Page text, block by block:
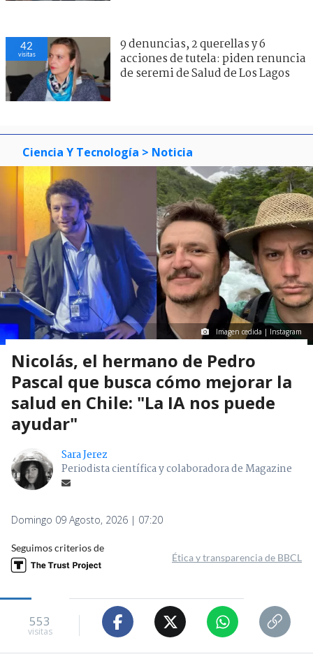
42
visitas
9 denuncias, 2 querellas y 6
acciones de tutela: piden renuncia
de seremi de Salud de Los Lagos
Ciencia Y Tecnología > Noticia
Imagen cedida | Instagram
Nicolás, el hermano de Pedro
Pascal que busca cómo mejorar la
salud en Chile: "La IA nos puede
ayudar"
Sara Jerez
Periodista científica y colaboradora de Magazine
Domingo 09 Agosto, 2026 | 07:20
Seguimos criterios de
Ética y transparencia de BBCL
553
visitas